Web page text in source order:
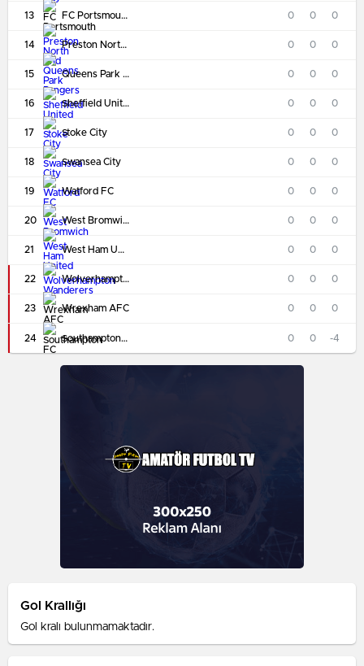
13 FC Portsmouth 0 0 0
14 Preston North End 0 0 0
15 Queens Park Rangers 0 0 0
16 Sheffield United 0 0 0
17 Stoke City 0 0 0
18 Swansea City 0 0 0
19 Watford FC 0 0 0
20 West Bromwich 0 0 0
21 West Ham United 0 0 0
22 Wolverhampton Wanderers 0 0 0
23 Wrexham AFC 0 0 0
24 Southampton FC 0 0 -4
Gol Krallığı
Gol kralı bulunmamaktadır.